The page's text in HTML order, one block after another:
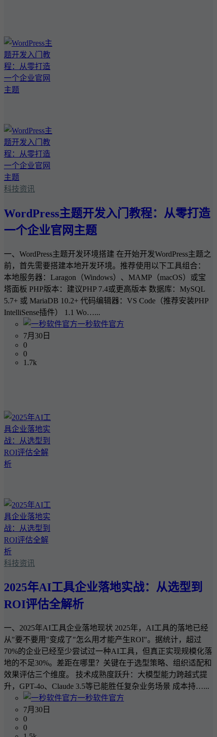
科技资讯
WordPress主题开发入门教程：从零打造
一个企业官网主题
一、WordPress主题开发环境搭建 在开始开发WordPress主题之
前，首先需要搭建本地开发环境。推荐使用以下工具组合：
本地服务器：Laragon（Windows）、MAMP（macOS）或宝
塔面板 PHP版本：建议PHP 7.4或更高版本 数据库：MySQL
5.7+ 或 MariaDB 10.2+ 代码编辑器：VS Code（推荐安装PHP
IntelliSense插件） 1.1 Wo…...
一秒软件官方
7月30日
0
0
1.7k
科技资讯
2025年AI工具企业落地实战：从选型到
ROI评估全解析
一、2025年AI工具企业落地现状 2025年，AI工具的落地已经
从"要不要用"变成了"怎么用才能产生ROI"。据统计，超过
70%的企业已经至少尝试过一种AI工具，但真正实现规模化落
地的不足30%。差距在哪里？关键在于选型策略、组织适配和
效果评估三个维度。 技术成熟度跃升：大模型能力跨越式提
升，GPT-4o、Claude 3.5等已能胜任复杂业务场景 成本持…...
一秒软件官方
7月30日
0
0